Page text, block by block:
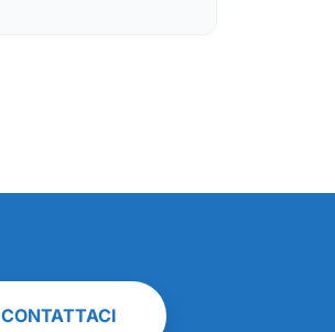
CONTATTACI